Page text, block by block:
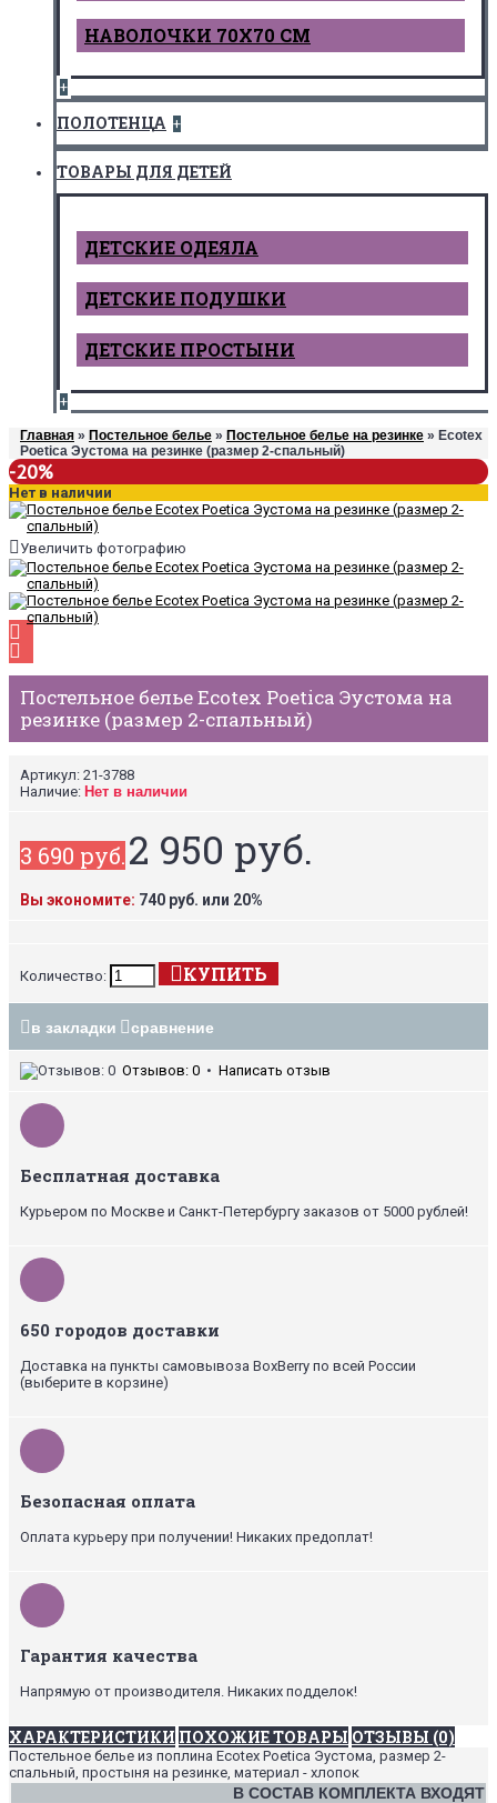
НАВОЛОЧКИ 70Х70 СМ
+
ПОЛОТЕНЦА +
ТОВАРЫ ДЛЯ ДЕТЕЙ
ДЕТCКИЕ ОДЕЯЛА
ДЕТСКИЕ ПОДУШКИ
ДЕТСКИЕ ПРОСТЫНИ
+
Главная » Постельное белье » Постельное белье на резинке » Ecotex
Poetica Эустома на резинке (размер 2-спальный)
-20%
Нет в наличии
Увеличить фотографию
Постельное белье Ecotex Poetica Эустома на
резинке (размер 2-спальный)
Артикул: 21-3788
Наличие: Нет в наличии
3 690 руб.2 950 руб.
Вы экономите: 740 руб. или 20%
Количество: КУПИТЬ
в закладки сравнение
Отзывов: 0 • Написать отзыв
Бесплатная доставка
Курьером по Москве и Санкт-Петербургу заказов от 5000 рублей!
650 городов доставки
Доставка на пункты самовывоза BoxBerry по всей России
(выберите в корзине)
Безопасная оплата
Оплата курьеру при получении! Никаких предоплат!
Гарантия качества
Напрямую от производителя. Никаких подделок!
ХАРАКТЕРИСТИКИ ПОХОЖИЕ ТОВАРЫ ОТЗЫВЫ (0)
Постельное белье из поплина Ecotex Poetica Эустома, размер 2-
спальный, простыня на резинке, материал - хлопок
В СОСТАВ КОМПЛЕКТА ВХОДЯТ